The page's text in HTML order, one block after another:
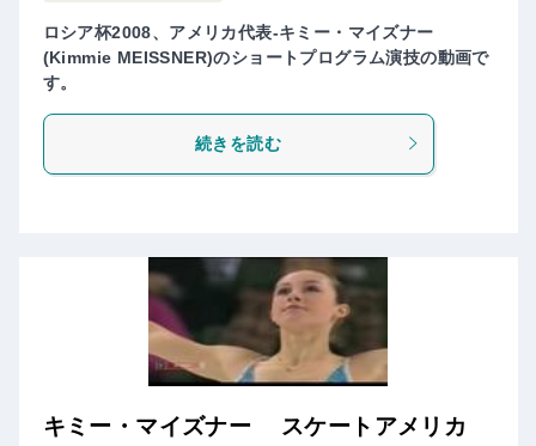
ロシア杯2008、アメリカ代表-キミー・マイズナー
(Kimmie MEISSNER)のショートプログラム演技の動画で
す。
続きを読む
キミー・マイズナー スケートアメリカ